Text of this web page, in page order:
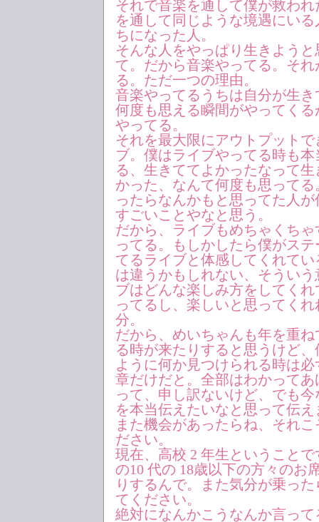
それで音楽を通して僕が救わ
を通して同じような境遇にい
ちになった人。
そんな人をやっぱり生きよう
て。だから音楽やってる。そ
る。ただ一つの理由。
音楽やってるうちは自分が生
何度も思える瞬間がやってく
やってる。
それを最大限にアウトプット
ブ。僕はライブやってる時も
る、生きててよかったなって
かった、なんて何度も思って
ったらなんかもと思ってた人
すごいことやなと思う。
だから、ライブもめちゃくち
ってる。もしかしたら僕がス
てるライブと体感してくれて
は違うかもしれない、そうい
ブはどんな楽しみ方をしてく
ってるし、楽しいと思ってく
分。
だから、めいちゃんも年を重
る時が来たりすると思うけど
ように何か見つけられる時は
章だけだと。全部はわかって
って、申し訳ないけど、でも
を本当伝えたいなと思って伝え
また機会があったらね、それ
ださい。
現在、高校 2 年生ということ
の10 代の 18歳以下の方々のお
りするんで。また気分が乗っ
てください。
絶対になんかこうなんか言っ